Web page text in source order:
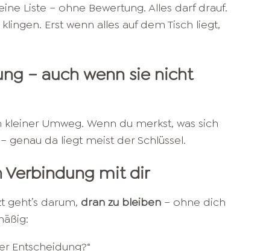
Liste – ohne Bewertung. Alles darf drauf.
Erst wenn alles auf dem Tisch liegt,
– auch wenn sie nicht
Umweg. Wenn du merkst, was sich
genau da liegt meist der Schlüssel.
Verbindung mit dir
geht’s darum, dran zu bleiben – ohne dich
Entscheidung?“